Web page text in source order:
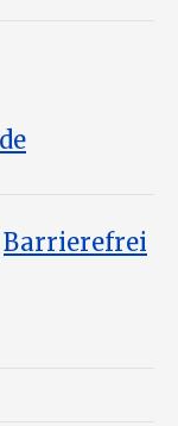
Barrierefrei